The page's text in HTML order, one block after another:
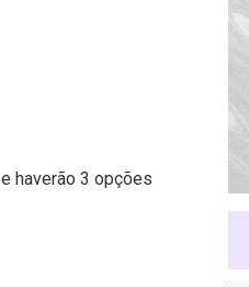
e haverão 3 opções